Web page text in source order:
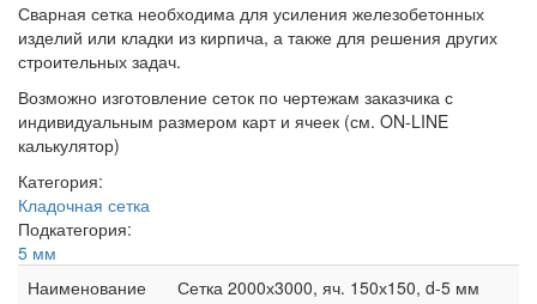
Сварная сетка необходима для усиления железобетонных
изделий или кладки из кирпича, а также для решения других
строительных задач.
Возможно изготовление сеток по чертежам заказчика с
индивидуальным размером карт и ячеек (см. ON-LINE
калькулятор)
Категория:
Кладочная сетка
Подкатегория:
5 мм
Наименование
Сетка 2000х3000, яч. 150х150, d-5 мм